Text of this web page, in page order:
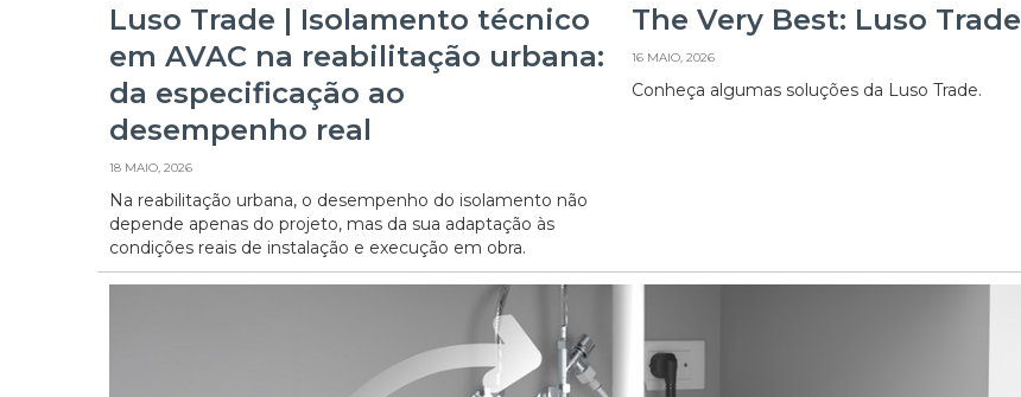
Luso Trade | Isolamento técnico
em AVAC na reabilitação urbana:
da especificação ao
desempenho real
18 MAIO, 2026
Na reabilitação urbana, o desempenho do isolamento não
depende apenas do projeto, mas da sua adaptação às
condições reais de instalação e execução em obra.
The Very Best: Luso Trade
16 MAIO, 2026
Conheça algumas soluções da Luso Trade.